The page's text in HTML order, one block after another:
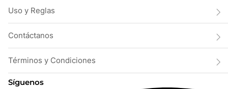
Uso y Reglas
Contáctanos
Términos y Condiciones
Síguenos